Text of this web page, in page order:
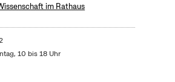
im Rathaus
10 bis 18 Uhr